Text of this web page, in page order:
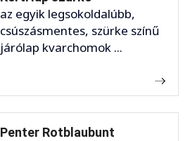
az egyik legsokoldalúbb,
csúszásmentes, szürke színű
járólap kvarchomok ...
Penter Rotblaubunt